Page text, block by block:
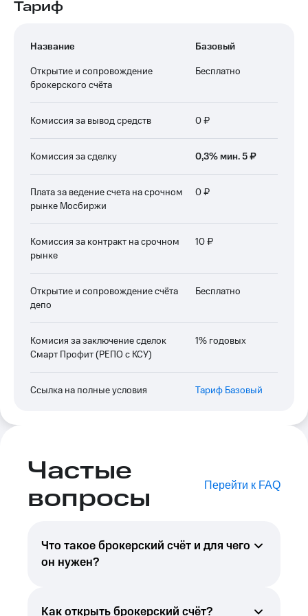
Тариф
Название
Базовый
Открытие и сопровождение
брокерского счёта
Бесплатно
Комиссия за вывод средств 0 ₽
Комиссия за сделку 0,3% мин. 5 ₽
Плата за ведение счета на срочном
рынке Мосбиржи
0 ₽
Комиссия за контракт на срочном
рынке
10 ₽
Открытие и сопровождение счёта
депо
Бесплатно
Комисия за заключение сделок
Смарт Профит (РЕПО с КСУ)
1% годовых
Ссылка на полные условия Тариф Базовый
Частые
вопросы Перейти к FAQ
Что такое брокерский счёт и для чего
он нужен?
совершения сделок с ценными бумагами
Как открыть брокерский счёт?